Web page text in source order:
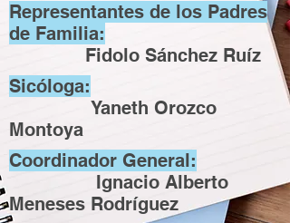
Representantes de los Padres
de Familia:
Fidolo Sánchez Ruíz
Sicóloga:
Yaneth Orozco
Montoya
Coordinador General:
Ignacio Alberto
Meneses Rodríguez